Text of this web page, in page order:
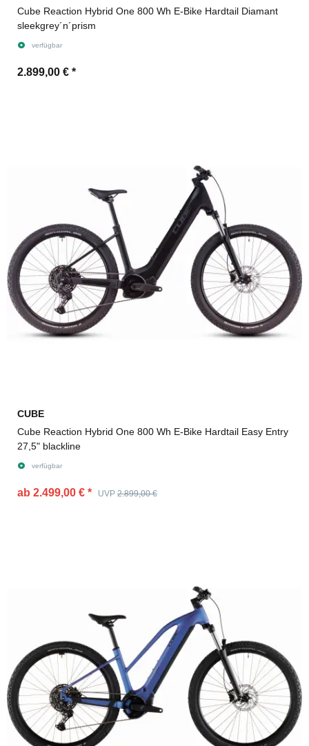
Cube Reaction Hybrid One 800 Wh E-Bike Hardtail Diamant
sleekgrey´n´prism
verfügbar
2.899,00 € *
CUBE
Cube Reaction Hybrid One 800 Wh E-Bike Hardtail Easy Entry
27,5" blackline
verfügbar
ab 2.499,00 € * UVP 2.899,00 €